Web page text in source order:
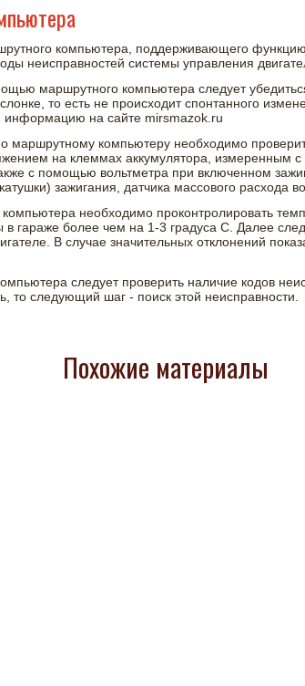
компьютера, поддерживающего функцию
неисправностей системы управления
маршрутного компьютера следует
то есть не происходит спонтанного
информацию на сайте mirsmazok.ru
маршрутному компьютеру необходимо
на клеммах аккумулятора, измеренным
с помощью вольтметра при включенном
зажигания, датчика массового расхода
необходимо проконтролировать
гараже более чем на 1-3 градуса С. Далее
В случае значительных отклонений
следует проверить наличие кодов
то следующий шаг - поиск этой неисправности.
Похожие материалы